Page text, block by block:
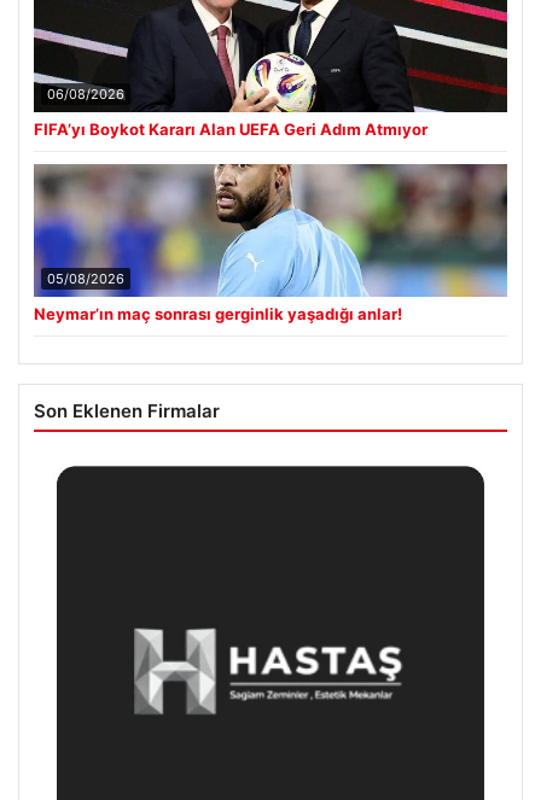
06/08/2026
FIFA’yı Boykot Kararı Alan UEFA Geri Adım Atmıyor
05/08/2026
Neymar’ın maç sonrası gerginlik yaşadığı anlar!
Son Eklenen Firmalar